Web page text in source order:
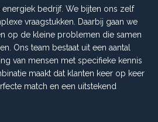
bedrijf. We bijten ons zelf
vraagstukken. Daarbij gaan we
op de kleine problemen die samen
Ons team bestaat uit een aantal
van mensen met specifieke kennis
maakt dat klanten keer op keer
match en een uitstekend